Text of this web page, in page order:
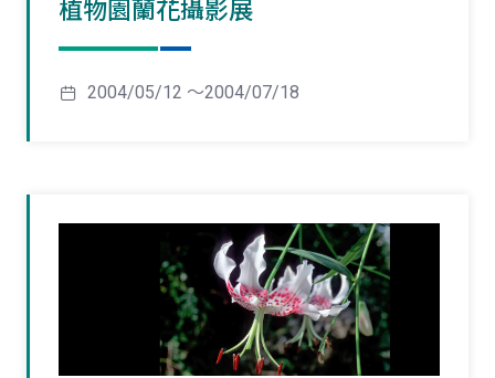
植物園蘭花攝影展
2004/05/12 ～2004/07/18